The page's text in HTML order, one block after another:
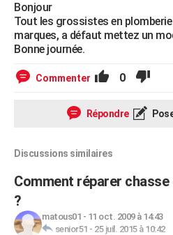
Dictionnaire
Biographies
Citations
Expressions
Proverbes
PROGRAMME TV
COPAINS D'AVANT
AVIS DE DÉCÈS
Bonjour
Tout les grossistes en
marques, a défaut mettez un
Bonne journée.
Commenter 0
Répondre
Discussions similaires
Comment réparer
?
matous01 - 11 oct. 2009 à 14:43
senior51 - 25 juil. 2015 à 10:42